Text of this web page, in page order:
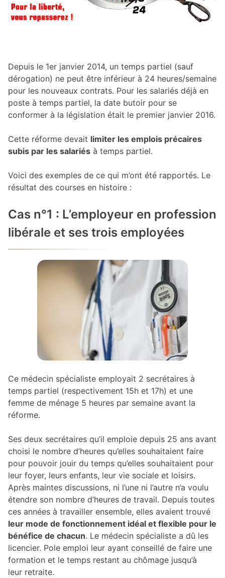
Depuis le 1er janvier 2014, un temps partiel (sauf
dérogation) ne peut être inférieur à 24 heures/semaine
pour les nouveaux contrats. Pour les salariés déjà en
poste à temps partiel, la date butoir pour se
conformer à la législation était le premier janvier 2016.
Cette réforme devait limiter les emplois précaires
subis par les salariés à temps partiel.
Voici des exemples de ce qui m’ont été rapportés. Le
résultat des courses en histoire :
Cas n°1 : L’employeur en profession
libérale et ses trois employées
Ce médecin spécialiste employait 2 secrétaires à
temps partiel (respectivement 15h et 17h) et une
femme de ménage 5 heures par semaine avant la
réforme.
Ses deux secrétaires qu’il emploie depuis 25 ans avant
choisi le nombre d’heures qu’elles souhaitaient faire
pour pouvoir jouir du temps qu’elles souhaitaient pour
leur foyer, leurs enfants, leur vie sociale et loisirs.
Après maintes discussions, ni l’une ni l’autre n’a voulu
étendre son nombre d’heures de travail. Depuis toutes
ces années à travailler ensemble, elles avaient trouvé
leur mode de fonctionnement idéal et flexible pour le
bénéfice de chacun. Le médecin spécialiste a dû les
licencier. Pole emploi leur ayant conseillé de faire une
formation et le temps restant au chômage jusqu’à
leur retraite.